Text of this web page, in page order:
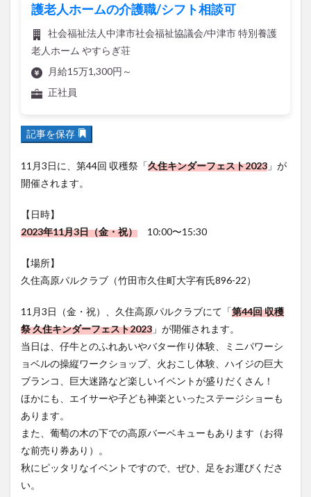
護老人ホームの介護職/シフト相談可
社会福祉法人中津市社会福祉協議会/中津市 特別養護
老人ホーム やすらぎ荘
月給15万1,300円～
正社員
記事を保存
11月3日に、第44回 収穫祭「久住キンダーフェスト2023 」が
開催されます。
【日時】
2023年11月3日（金・祝） 10:00〜15:30
【場所】
久住高原パルクラブ（竹田市久住町大字有氏896-22）
11月3日（金・祝）、久住高原パルクラブにて「第44回 収穫
祭 久住キンダーフェスト2023 」が開催されます。
当日は、仔牛とのふれあいやバター作り体験、ミニパワーシ
ョベルの操縦ワークショップ、火おこし体験、ハイジの巨大
ブランコ、巨大迷路など楽しいイベントが盛りだくさん！
ほかにも、エイサーや子ども神楽といったステージショーも
あります。
また、葡萄の木の下での高原バーベキューもあります（お得
な前売り券あり）。
秋にピッタリなイベントですので、ぜひ、足をお運びくださ
い。
スタバ
セレクトショップ
ソフトクリーム
チキンカレー
テイクアウト
テレビ
トキハ本店
ハロウィン
ハンバーグ
ハーモニーランド
パン
フルーツ
ヘルシー
ペスカトーレ
ペット
ホーバークラフト
佐伯市
保護猫
催事 公園 冬 初詣
別府
別府市
別府観光 古国府 古墳
古物
古着
台湾料理 和定食 和菓子
国東市
地獄めぐり 城島高原パーク
壁画
夏祭り
外貨両替機
大分みなと祭り
大分スイーツ
大分三好ヴァイセアドラー
大分県
大分県立美術館 大分空港
大分駅
大分駅近く
姫島村
子ども教室 子ども服
子育て